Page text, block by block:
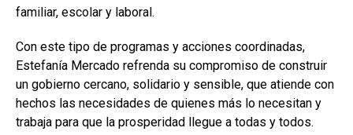
familiar, escolar y laboral.
Con este tipo de programas y acciones coordinadas,
Estefanía Mercado refrenda su compromiso de construir
un gobierno cercano, solidario y sensible, que atiende con
hechos las necesidades de quienes más lo necesitan y
trabaja para que la prosperidad llegue a todas y todos.